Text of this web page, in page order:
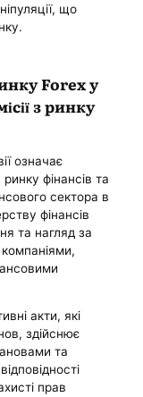
що
Forex у
з ринку
означає
фінансів та
сектора в
фінансів
та нагляд за
акти, які
здійснює
та
прав